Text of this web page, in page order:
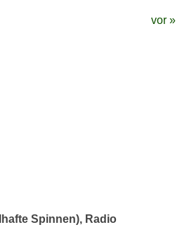
vor »
Spinnen), Radio